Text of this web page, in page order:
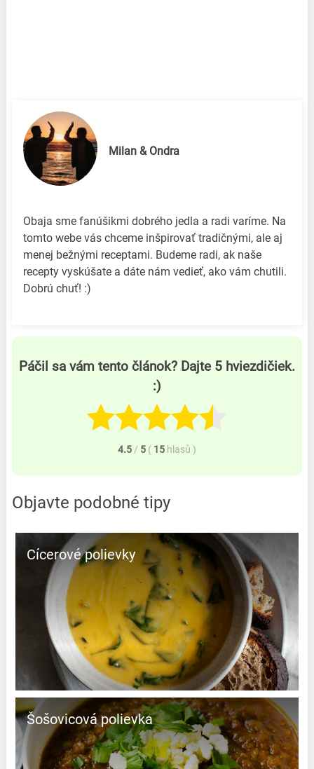
Milan & Ondra
Obaja sme fanúšikmi dobrého jedla a radi varíme. Na
tomto webe vás chceme inšpirovať tradičnými, ale aj
menej bežnými receptami. Budeme radi, ak naše
recepty vyskúšate a dáte nám vedieť, ako vám chutili.
Dobrú chuť! :)
Páčil sa vám tento článok? Dajte 5 hviezdičiek.
:)
4.5 / 5 ( 15 hlasů )
Objavte podobné tipy
Cícerové polievky
Šošovicová polievka